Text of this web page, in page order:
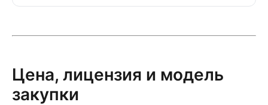
Цена, лицензия и модель
закупки